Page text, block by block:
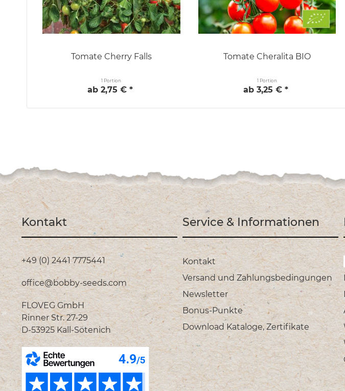
Tomate Cherry Falls
1 Portion
ab 2,75 € *
Tomate Cheralita BIO
1 Portion
ab 3,25 € *
Kontakt
+49 (0) 2441 7775441
office@bobby-seeds.com
FLOVEG GmbH
Rinner Str. 27-29
D-53925 Kall-Sötenich
Service & Informationen
Kontakt
Versand und Zahlungsbedingungen
Newsletter
Bonus-Punkte
Download Kataloge, Zertifikate